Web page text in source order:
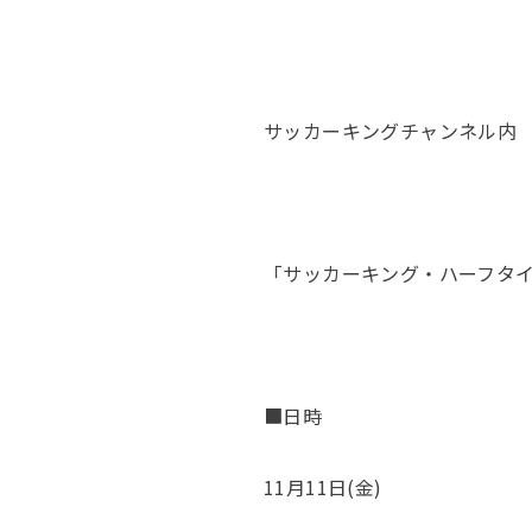
サッカーキングチャンネル内
「サッカーキング・ハーフタ
■日時
11月11日(金)